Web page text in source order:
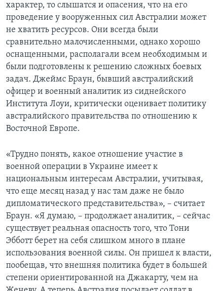
характер, то слышатся и опасения, что на его
проведение у вооруженных сил Австралии может
не хватить ресурсов. Они всегда были
сравнительно малочисленными, однако хорошо
оснащенными, располагали всем необходимым и
были подготовлены к решению сложных боевых
задач. Джеймс Браун, бывший австралийский
офицер и военный аналитик из сиднейского
Института Лоуи, критически оценивает политику
австралийского правительства по отношению к
Восточной Европе.
«Трудно понять, какое отношение участие в
военной операции в Украине имеет к
национальным интересам Австралии, учитывая,
что еще месяц назад у нас там даже не было
дипломатического представительства», – считает
Браун. «Я думаю, – продолжает аналитик, – сейчас
существует реальная опасность того, что Тони
Эбботт берет на себя слишком много в плане
использования военной силы. Он пришел к власти,
пообещав, что внешняя политика будет в большей
степени ориентированной на Джакарту, чем на